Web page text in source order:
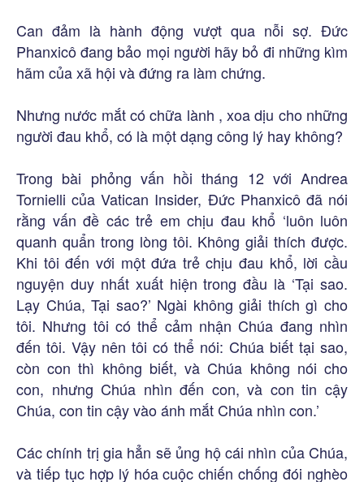
Can đảm là hành động vượt qua nỗi sợ. Đức
Phanxicô đang bảo mọi người hãy bỏ đi những kìm
hãm của xã hội và đứng ra làm chứng.
Nhưng nước mắt có chữa lành , xoa dịu cho những
người đau khổ, có là một dạng công lý hay không?
Trong bài phỏng vấn hồi tháng 12 với Andrea
Tornielli của Vatican Insider, Đức Phanxicô đã nói
rằng vấn đề các trẻ em chịu đau khổ ‘luôn luôn
quanh quẩn trong lòng tôi. Không giải thích được.
Khi tôi đến với một đứa trẻ chịu đau khổ, lời cầu
nguyện duy nhất xuất hiện trong đầu là ‘Tại sao.
Lạy Chúa, Tại sao?’ Ngài không giải thích gì cho
tôi. Nhưng tôi có thể cảm nhận Chúa đang nhìn
đến tôi. Vậy nên tôi có thể nói: Chúa biết tại sao,
còn con thì không biết, và Chúa không nói cho
con, nhưng Chúa nhìn đến con, và con tin cậy
Chúa, con tin cậy vào ánh mắt Chúa nhìn con.’
Các chính trị gia hẳn sẽ ủng hộ cái nhìn của Chúa,
và tiếp tục hợp lý hóa cuộc chiến chống đói nghèo